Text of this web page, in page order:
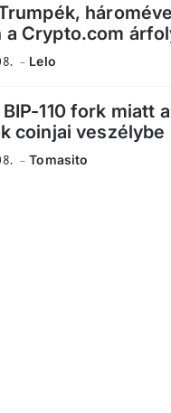
a Crypto.com
Lelo
110 fork miatt
coinjai
Tomasito